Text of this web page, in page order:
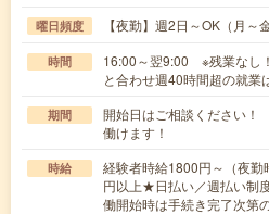
曜日頻度 【夜勤】週2日～OK（月～
時間
16:00～翌9:00 ※残業なし
と合わせ週40時間超の就
期間
開始日はご相談ください
働けます！
時給
経験者時給1800円～（夜
円以上★日払い／週払い制
働開始時は手続き完了次第